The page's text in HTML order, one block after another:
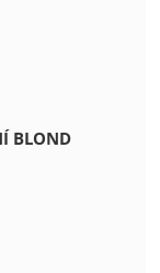
BLOND